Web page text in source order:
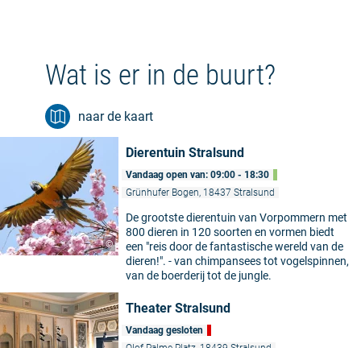
Wat is er in de buurt?
naar de kaart
©
Dierentuin Stralsund
Vandaag open van: 09:00 - 18:30
Grünhufer Bogen, 18437 Stralsund
De grootste dierentuin van Vorpommern met
800 dieren in 120 soorten en vormen biedt
een "reis door de fantastische wereld van de
dieren!". - van chimpansees tot vogelspinnen,
van de boerderij tot de jungle.
Theater Stralsund
Vandaag gesloten